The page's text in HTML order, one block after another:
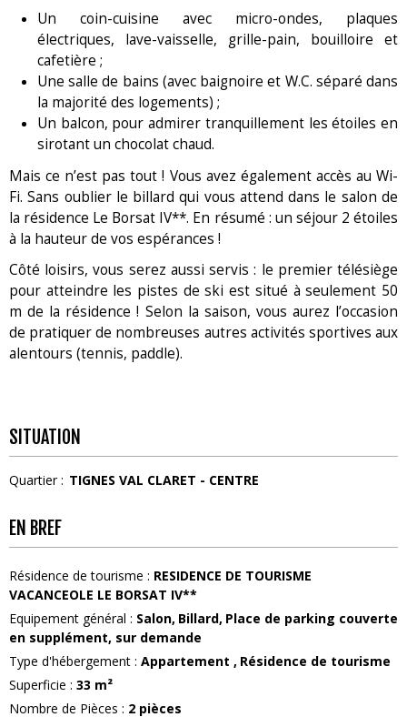
Un coin-cuisine avec micro-ondes, plaques
électriques, lave-vaisselle, grille-pain, bouilloire et
cafetière ;
Une salle de bains (avec baignoire et W.C. séparé dans
la majorité des logements) ;
Un balcon, pour admirer tranquillement les étoiles en
sirotant un chocolat chaud.
Mais ce n’est pas tout ! Vous avez également accès au Wi-
Fi. Sans oublier le billard qui vous attend dans le salon de
la résidence Le Borsat IV**. En résumé : un séjour 2 étoiles
à la hauteur de vos espérances !
Côté loisirs, vous serez aussi servis : le premier télésiège
pour atteindre les pistes de ski est situé à seulement 50
m de la résidence ! Selon la saison, vous aurez l’occasion
de pratiquer de nombreuses autres activités sportives aux
alentours (tennis, paddle).
SITUATION
Quartier : TIGNES VAL CLARET - CENTRE
EN BREF
Résidence de tourisme : RESIDENCE DE TOURISME
VACANCEOLE LE BORSAT IV**
Equipement général : Salon Billard Place de parking couverte
en supplément, sur demande
Type d'hébergement : Appartement
Résidence de tourisme
Superficie : 33 m²
Nombre de Pièces : 2 pièces